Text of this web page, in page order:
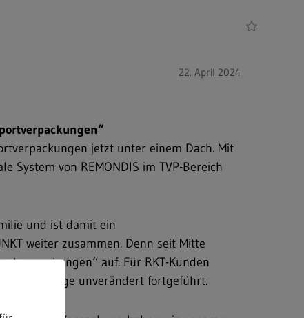
22. April 2024
jetzt unter einem Dach. Mit
System von REMONDIS im TVP-Bereich
und ist damit ein
weiter zusammen. Denn seit Mitte
auf. Für RKT-Kunden
Verträge unverändert fortgeführt.